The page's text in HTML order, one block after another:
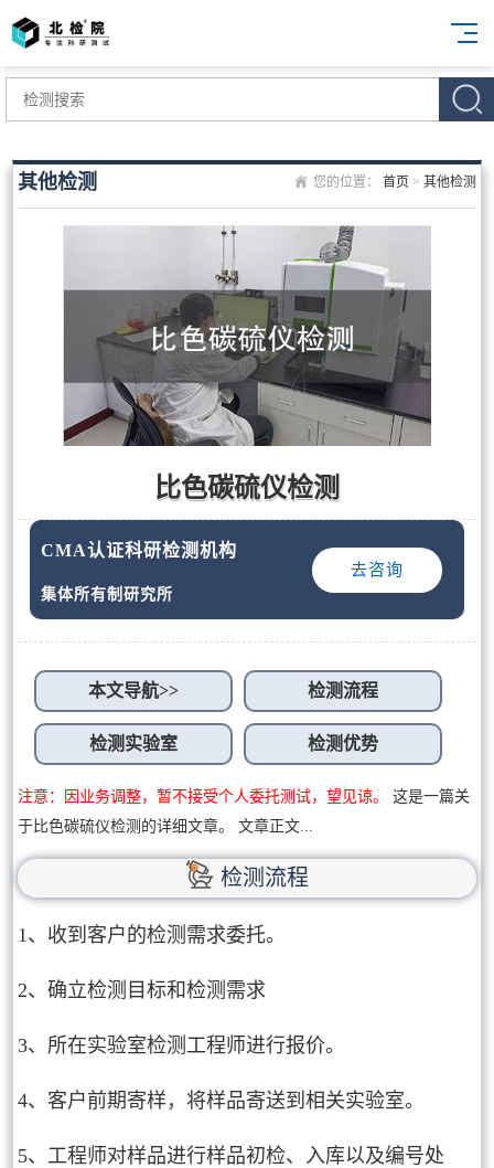
您的位置： 首页 > 其他检测
其他检测
比色碳硫仪检测
CMA认证科研检测机构
集体所有制研究所
去咨询
本文导航>> 检测流程
检测实验室 检测优势
注意：因业务调整，暂不接受个人委托测试，望见谅。
这是一篇关
于比色碳硫仪检测的详细文章。 文章正文...
检测流程
1、收到客户的检测需求委托。
2、确立检测目标和检测需求
3、所在实验室检测工程师进行报价。
4、客户前期寄样，将样品寄送到相关实验室。
5、工程师对样品进行样品初检、入库以及编号处